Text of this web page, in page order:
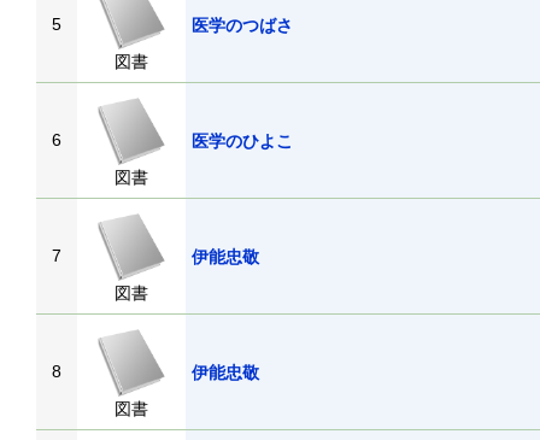
5
図書
医学のつばさ
6
図書
医学のひよこ
7
図書
伊能忠敬
8
図書
伊能忠敬